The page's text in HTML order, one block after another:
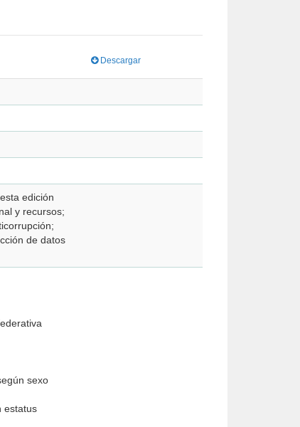
Descargar
edición
y recursos;
de datos
sexo
estatus